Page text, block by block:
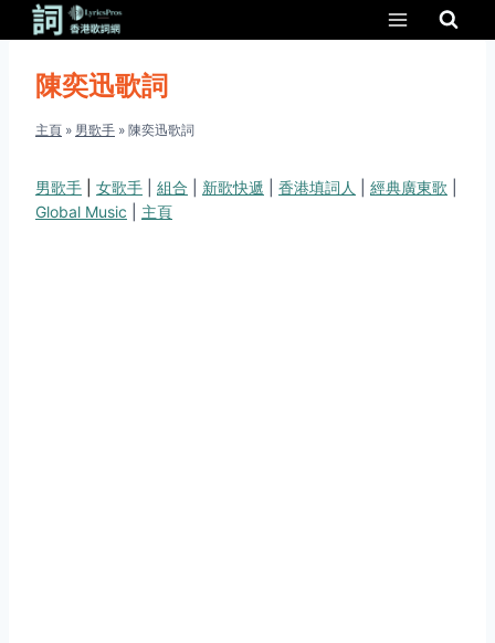
陳奕迅歌詞
主頁 » 男歌手 » 陳奕迅歌詞
男歌手 女歌手 組合 新歌快遞 香港填詞人 經典廣東歌
Global Music
主頁